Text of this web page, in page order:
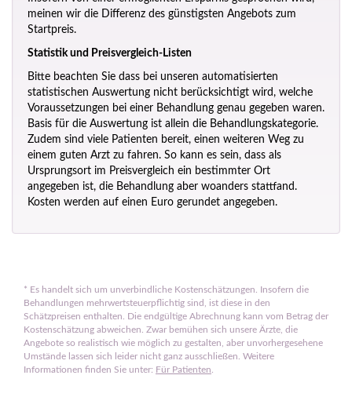
meinen wir die Differenz des günstigsten Angebots zum
Startpreis.
Statistik und Preisvergleich-Listen
Bitte beachten Sie dass bei unseren automatisierten
statistischen Auswertung nicht berücksichtigt wird, welche
Voraussetzungen bei einer Behandlung genau gegeben waren.
Basis für die Auswertung ist allein die Behandlungskategorie.
Zudem sind viele Patienten bereit, einen weiteren Weg zu
einem guten Arzt zu fahren. So kann es sein, dass als
Ursprungsort im Preisvergleich ein bestimmter Ort
angegeben ist, die Behandlung aber woanders stattfand.
Kosten werden auf einen Euro gerundet angegeben.
* Es handelt sich um unverbindliche Kostenschätzungen. Insofern die
Behandlungen mehrwertsteuerpflichtig sind, ist diese in den
Schätzpreisen enthalten. Die endgültige Abrechnung kann vom Betrag der
Kostenschätzung abweichen. Zwar bemühen sich unsere Ärzte, die
Angebote so realistisch wie möglich zu gestalten, aber unvorhergesehene
Umstände lassen sich leider nicht ganz ausschließen. Weitere
Informationen finden Sie unter: Für Patienten